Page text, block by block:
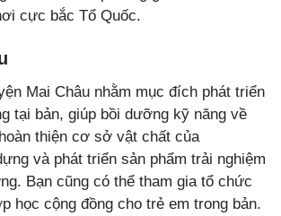
cực bắc Tổ Quốc.
Mai Châu nhằm mục đích phát triển
tại bản, giúp bồi dưỡng kỹ năng về
thiện cơ sở vật chất của
và phát triển sản phẩm trải nghiệm
Bạn cũng có thể tham gia tổ chức
học cộng đồng cho trẻ em trong bản.